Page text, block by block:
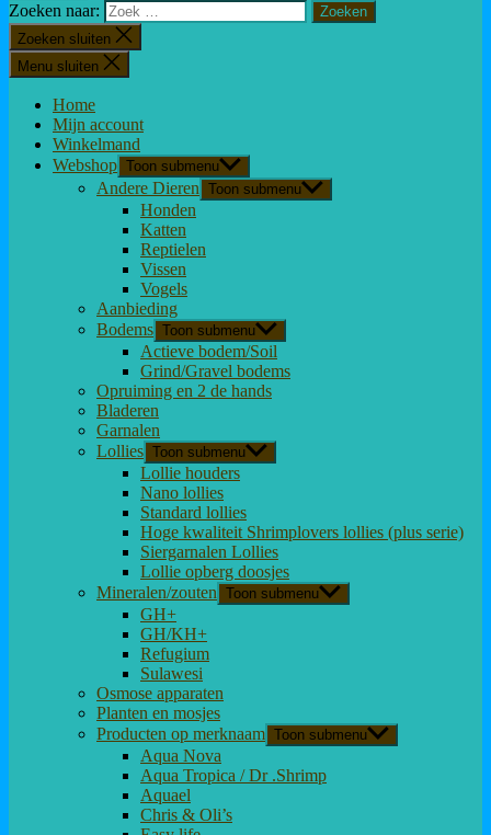
Zoeken naar:
Zoeken sluiten
Menu sluiten
Home
Mijn account
Winkelmand
Webshop Toon submenu
Andere Dieren Toon submenu
Honden
Katten
Reptielen
Vissen
Vogels
Aanbieding
Bodems Toon submenu
Actieve bodem/Soil
Grind/Gravel bodems
Opruiming en 2 de hands
Bladeren
Garnalen
Lollies Toon submenu
Lollie houders
Nano lollies
Standard lollies
Hoge kwaliteit Shrimplovers lollies (plus serie)
Siergarnalen Lollies
Lollie opberg doosjes
Mineralen/zouten Toon submenu
GH+
GH/KH+
Refugium
Sulawesi
Osmose apparaten
Planten en mosjes
Producten op merknaam Toon submenu
Aqua Nova
Aqua Tropica / Dr .Shrimp
Aquael
Chris & Oli’s